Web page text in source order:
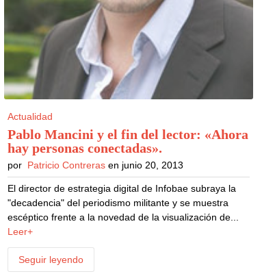
Actualidad
Pablo Mancini y el fin del lector: «Ahora
hay personas conectadas».
por Patricio Contreras en junio 20, 2013
El director de estrategia digital de Infobae subraya la
"decadencia" del periodismo militante y se muestra
escéptico frente a la novedad de la visualización de...
Leer+
Seguir leyendo